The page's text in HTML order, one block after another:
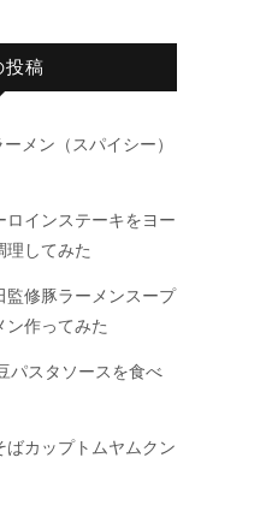
投稿
メン（スパイシー）
ロインステーキをヨー
理してみた
修豚ラーメンスープ
ン作ってみた
パスタソースを食べ
カップトムヤムクン